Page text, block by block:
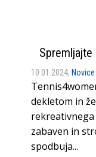
Spremljajte
10.01.2024, Novice
dekletom in
zabaven in
spodbuja...